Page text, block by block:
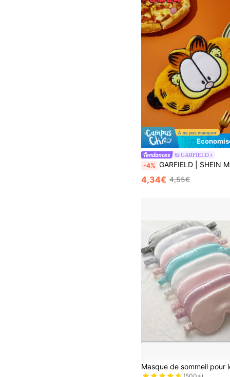
GARFIELD
-4% GARFIELD | SHEIN Masque de sommeil en peluche brodé de dessin animé,
4,34€ 4,55€
(500+)